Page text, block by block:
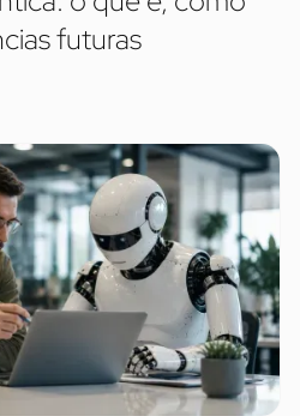
futuras